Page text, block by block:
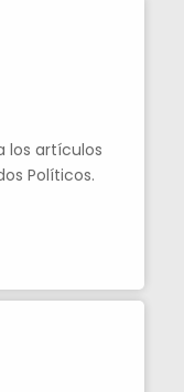
los artículos
Políticos.